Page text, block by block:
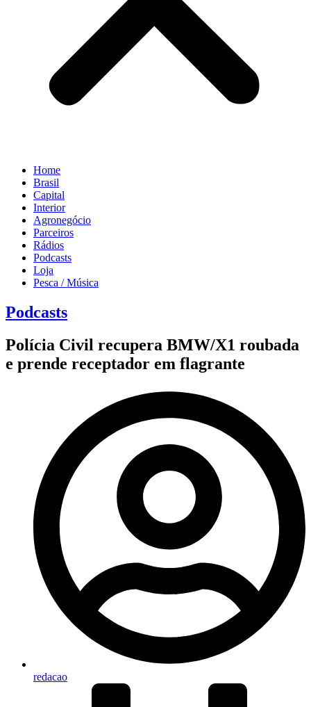
Home
Brasil
Capital
Interior
Agronegócio
Parceiros
Rádios
Podcasts
Loja
Pesca / Música
Podcasts
Polícia Civil recupera BMW/X1 roubada
e prende receptador em flagrante
redacao